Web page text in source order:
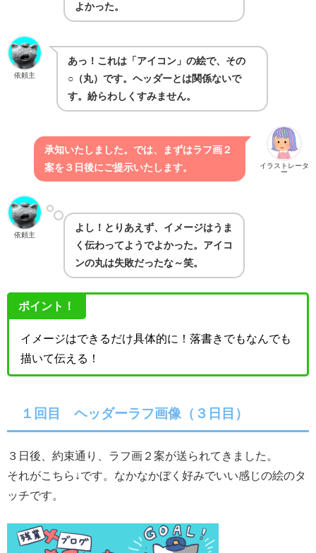
よかった。
依頼主
あっ！これは「アイコン」の絵で、その
○（丸）です。ヘッダーとは関係ないで
す。紛らわしくすみません。
イラストレータ
ー
承知いたしました。では、
まずはラフ画２
案を３日後にご提示いたします。
依頼主
よし！とりあえず、イメージはうま
く伝わってようでよかった。アイコ
ンの丸は失敗だったな～笑。
ポイント！
イメージはできるだけ具体的に！落書きでもなんでも
描いて伝える！
１回目 ヘッダーラフ画像（３日目）
３日後、約束通り、ラフ画２案が送られてきました。
それがこちら↓です。なかなかぼく好みでいい感じの絵のタ
ッチです。